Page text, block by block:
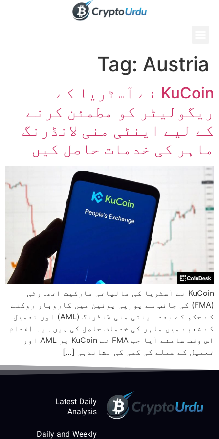
Tag: Austria
KuCoin نے آسٹریا کے
ریگولیٹر کو مطمئن کرنے
کے لیے اینٹی منی لانڈرنگ
ماہر کی خدمات حاصل کیں
KuCoin نے آسٹریا کی مالیاتی مارکیٹ اتھارٹی
(FMA) کی جانب سے یورپی یونین میں کاروبار روکنے
کے حکم کے بعد اینٹی منی لانڈرنگ (AML) اور تعمیل
کے شعبے میں ماہر کی خدمات حاصل کی ہیں۔ یہ اقدام
اس وقت سامنے آیا جب FMA نے KuCoin پر AML اور
تعمیل کے عملے کی کمی کی نشاندہی […]
Latest Daily
Analysis
Daily and Weekly